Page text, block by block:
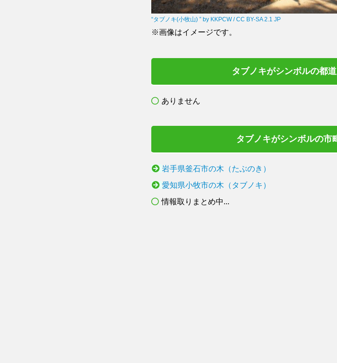
“タブノキ(小牧山) ” by KKPCW / CC BY-SA 2.1 JP
※画像はイメージです。
タブノキがシンボルの都
ありません
タブノキがシンボルの市
岩手県釜石市の木（たぶのき）
愛知県小牧市の木（タブノキ）
情報取りまとめ中...